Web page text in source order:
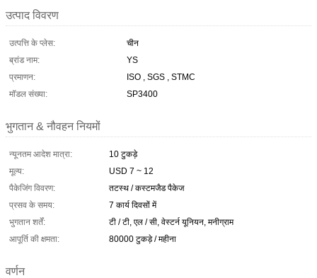
उत्पाद विवरण
उत्पत्ति के प्लेस:
चीन
ब्रांड नाम:
YS
प्रमाणन:
ISO , SGS , STMC
मॉडल संख्या:
SP3400
भुगतान & नौवहन नियमों
न्यूनतम आदेश मात्रा:
10 टुकड़े
मूल्य:
USD 7 ~ 12
पैकेजिंग विवरण:
तटस्थ / कस्टमजैड पैकेज
प्रसव के समय:
7 कार्य दिवसों में
भुगतान शर्तें:
टी / टी, एल / सी, वेस्टर्न यूनियन, मनीग्राम
आपूर्ति की क्षमता:
80000 टुकड़े / महीना
वर्णन